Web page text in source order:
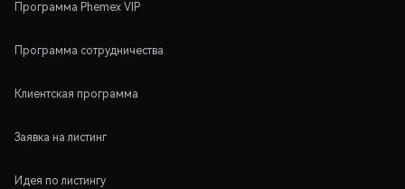
Программа Phemex VIP
Программа сотрудничества
Клиентская программа
Заявка на листинг
Идея по листингу